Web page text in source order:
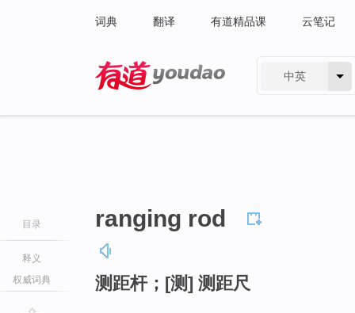
词典 翻译 有道精品课 云笔记
中英
目录
释义
权威词典
ranging rod
测距杆；[测] 测距尺